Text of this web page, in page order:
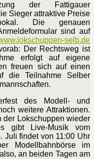
der Fattigauer
Sieger attraktive Preise
Die genauen
sind auf
selb.de
Der Rechtsweg ist
erfolgt auf eigene
freuen sich auf einen
die Teilnahme Selber
des Modell- und
weitere Attraktionen.
der Lokschuppen wieder
gibt Live-Musik vom
Juli findet von 11:00 Uhr
Modellbahnbörse im
an beiden Tagen am